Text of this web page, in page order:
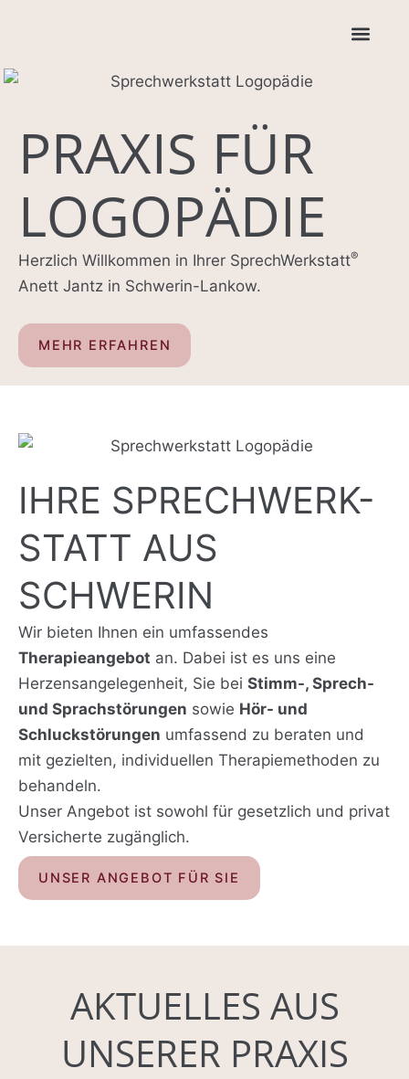
PRAXIS FÜR
LOGOPÄDIE
Herzlich Willkommen in Ihrer SprechWerkstatt®
Anett Jantz in Schwerin-Lankow.
MEHR ERFAHREN
IHRE SPRECHWERK-
STATT AUS
SCHWERIN
Wir bieten Ihnen ein umfassendes
Therapieangebot an. Dabei ist es uns eine
Herzensangelegenheit, Sie bei Stimm-, Sprech-
und Sprachstörungen sowie Hör- und
Schluckstörungen umfassend zu beraten und
mit gezielten, individuellen Therapiemethoden zu
behandeln.
Unser Angebot ist sowohl für gesetzlich und privat
Versicherte zugänglich.
UNSER ANGEBOT FÜR SIE
AKTUELLES AUS
UNSERER PRAXIS